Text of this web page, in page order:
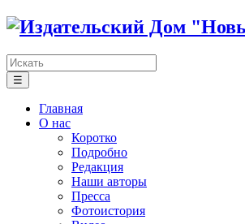
☰
Главная
О нас
Коротко
Подробно
Редакция
Наши авторы
Пресса
Фотоистория